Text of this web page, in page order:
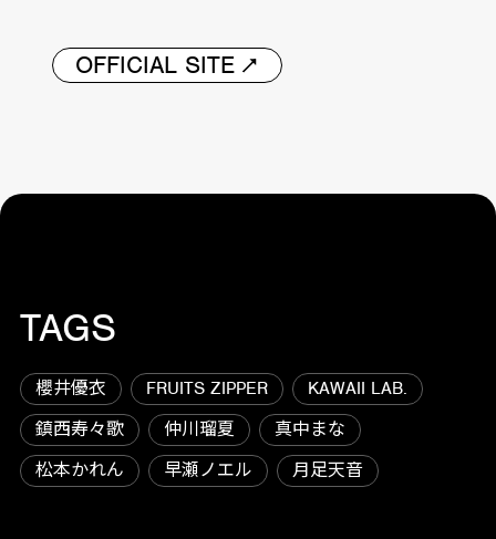
OFFICIAL SITE
TAGS
櫻井優衣 FRUITS ZIPPER
KAWAII LAB.
鎮西寿々歌
仲川瑠夏
真中まな
松本かれん
早瀬ノエル 月足天音